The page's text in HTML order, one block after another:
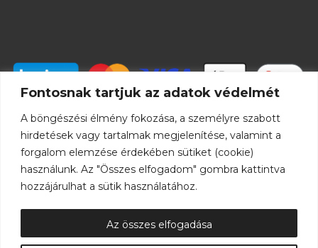
Fontosnak tartjuk az adatok védelmét
A böngészési élmény fokozása, a személyre szabott
hirdetések vagy tartalmak megjelenítése, valamint a
forgalom elemzése érdekében sütiket (cookie)
használunk. Az "Összes elfogadom" gombra kattintva
hozzájárulhat a sütik használatához.
Az összes elfogadása